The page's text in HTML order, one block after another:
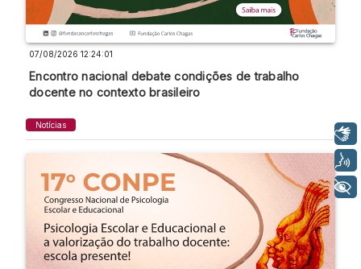
07/08/2026 12:24:01
Encontro nacional debate condições de trabalho
docente no contexto brasileiro
Notícias
Voz
+ Acessibilidade